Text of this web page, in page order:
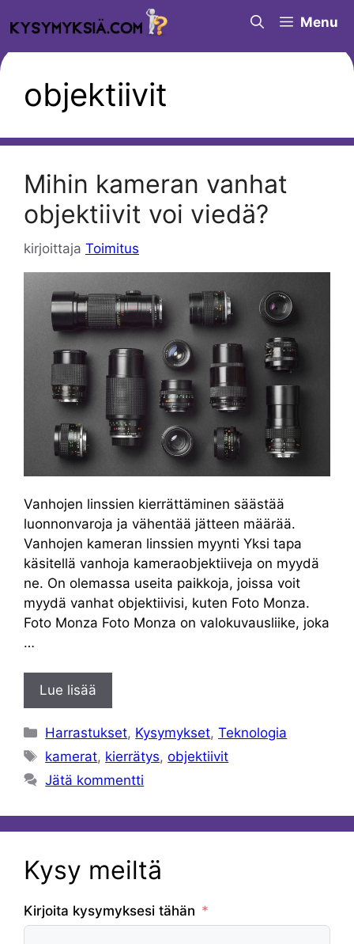
sisältöön
Menu
objektiivit
Mihin kameran vanhat
objektiivit voi viedä?
kirjoittaja Toimitus
Vanhojen linssien kierrättäminen säästää
luonnonvaroja ja vähentää jätteen määrää.
Vanhojen kameran linssien myynti Yksi tapa
käsitellä vanhoja kameraobjektiiveja on myydä
ne. On olemassa useita paikkoja, joissa voit
myydä vanhat objektiivisi, kuten Foto Monza.
Foto Monza Foto Monza on valokuvausliike, joka
…
Lue lisää
Kategoriat
Harrastukset, Kysymykset,Teknologia
Avainsanat
kamerat, kierrätys,objektiivit
Jätä kommentti
Kysy meiltä
Kirjoita kysymyksesi tähän